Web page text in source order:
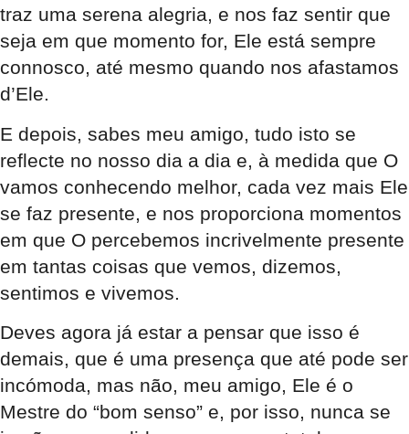
traz uma serena alegria, e nos faz sentir que
seja em que momento for, Ele está sempre
connosco, até mesmo quando nos afastamos
d’Ele.
E depois, sabes meu amigo, tudo isto se
reflecte no nosso dia a dia e, à medida que O
vamos conhecendo melhor, cada vez mais Ele
se faz presente, e nos proporciona momentos
em que O percebemos incrivelmente presente
em tantas coisas que vemos, dizemos,
sentimos e vivemos.
Deves agora já estar a pensar que isso é
demais, que é uma presença que até pode ser
incómoda, mas não, meu amigo, Ele é o
Mestre do “bom senso” e, por isso, nunca se